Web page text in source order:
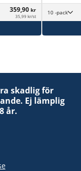
359,90 kr
35,99 kr/st
10 -pack
skadlig för
Ej lämplig
år.